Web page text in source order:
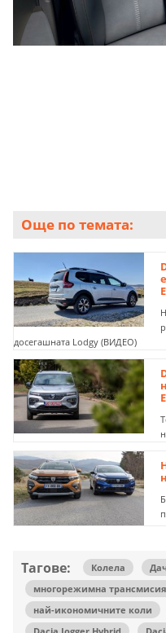
Още по темата:
досегашната Lodgy (ВИДЕО)
Тагове: Колела
многорежимна трансмисия
най-икономичните коли